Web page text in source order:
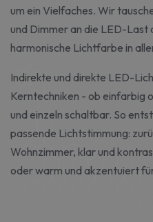
um ein Vielfaches. Wir
und Dimmer an die LED-Last
harmonische Lichtfarbe in
Indirekte und direkte LED-
Kerntechniken - ob einfarbig
und einzeln schaltbar. So
passende Lichtstimmung:
Wohnzimmer, klar und
oder warm und akzentuiert